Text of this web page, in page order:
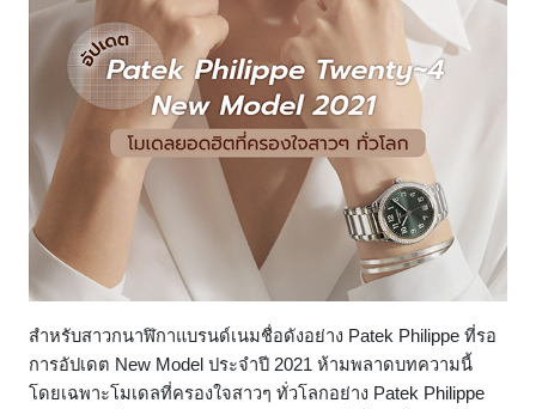
สำหรับสาวกนาฬิกาแบรนด์เนมชื่อดังอย่าง Patek Philippe ที่รอ
การอัปเดต New Model ประจำปี 2021 ห้ามพลาดบทความนี้
โดยเฉพาะโมเดลที่ครองใจสาวๆ ทั่วโลกอย่าง Patek Philippe